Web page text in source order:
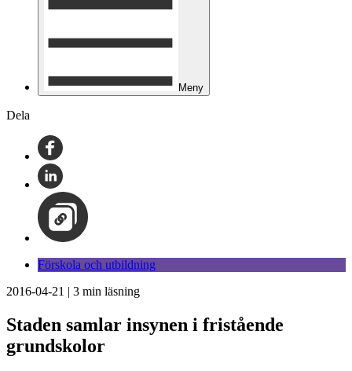
Meny
Dela
Förskola och utbildning
2016-04-21 | 3 min läsning
Staden samlar insynen i fristående
grundskolor